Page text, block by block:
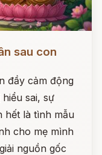
sau con
đầy cảm động
sai, sự
hết là tình mẫu
cho mẹ mình
nguồn gốc